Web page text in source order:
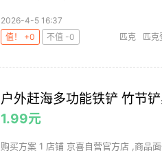
2026-4-5 16:37
值！ +0
不值 -0 匹克 匹克
户外赶海多功能铁铲 竹节
1.99元
购买方案 1 店铺 京喜自营官方店 ,商品